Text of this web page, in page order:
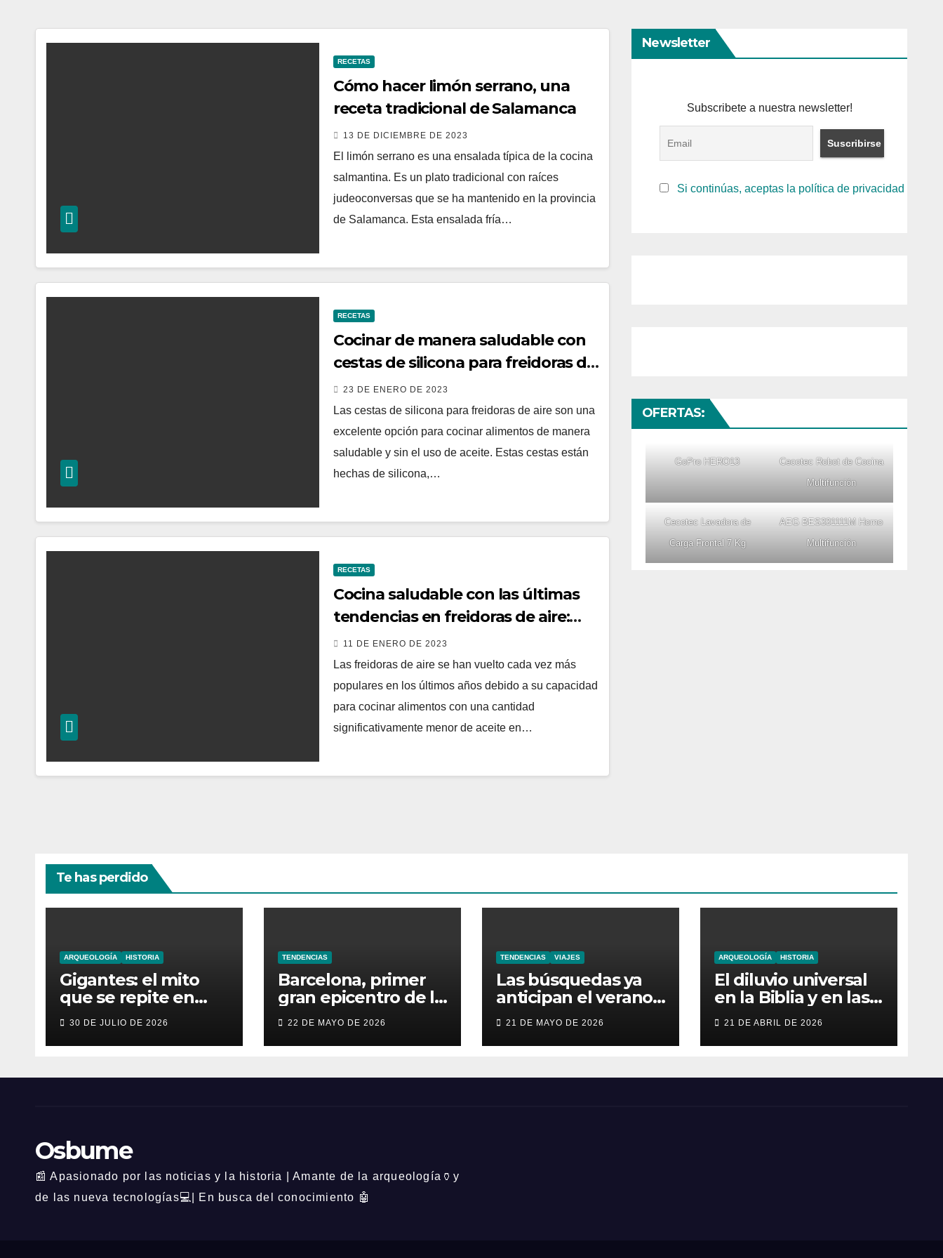
RECETAS
Cómo hacer limón serrano, una
receta tradicional de Salamanca
13 DE DICIEMBRE DE 2023
El limón serrano es una ensalada típica de la cocina
salmantina. Es un plato tradicional con raíces
judeoconversas que se ha mantenido en la provincia
de Salamanca. Esta ensalada fría…
RECETAS
Cocinar de manera saludable con
cestas de silicona para freidoras de
aire
23 DE ENERO DE 2023
Las cestas de silicona para freidoras de aire son una
excelente opción para cocinar alimentos de manera
saludable y sin el uso de aceite. Estas cestas están
hechas de silicona,…
RECETAS
Cocina saludable con las últimas
tendencias en freidoras de aire:
ventajas, inconvenientes y mejores
modelos del mercado
11 DE ENERO DE 2023
Las freidoras de aire se han vuelto cada vez más
populares en los últimos años debido a su capacidad
para cocinar alimentos con una cantidad
significativamente menor de aceite en…
Newsletter
Subscribete a nuestra newsletter!
Si continúas, aceptas la política de privacidad
OFERTAS:
GoPro HERO13
Cecotec Robot de Cocina
Multifunción
Cecotec Lavadora de
Carga Frontal 7 Kg
AEG BES331111M Horno
Multifunción
Te has perdido
ARQUEOLOGÍA HISTORIA
Gigantes: el mito
que se repite en
todas las culturas
del mundo
30 DE JULIO DE 2026
TENDENCIAS
Barcelona, primer
gran epicentro de la
fiebre Bad Bunny
en España
22 DE MAYO DE 2026
TENDENCIAS VIAJES
Las búsquedas ya
anticipan el verano:
viajes con más
aventura, moda
inesperada y nuevas
21 DE MAYO DE 2026
ARQUEOLOGÍA HISTORIA
El diluvio universal
en la Biblia y en las
culturas antiguas
21 DE ABRIL DE 2026
Osbume
📰 Apasionado por las noticias y la historia | Amante de la arqueología🏺y
de las nueva tecnologías💻| En busca del conocimiento 🤖